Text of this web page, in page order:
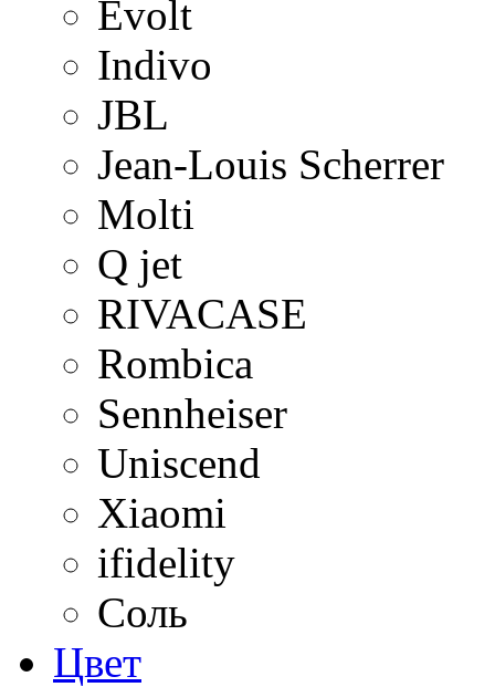
Evolt
Indivo
JBL
Jean-Louis Scherrer
Molti
Q jet
RIVACASE
Rombica
Sennheiser
Uniscend
Xiaomi
ifidelity
Соль
Цвет